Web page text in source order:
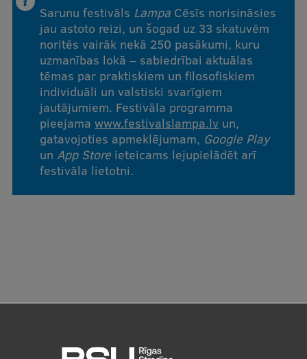
Sarunu festivāls Lampa Cēsīs norisināsies
jau astoto reizi, un šogad uz 33 skatuvēm
noritēs vairāk nekā 250 pasākumi, kuru
uzmanības lokā – sabiedrībai aktuālas
tēmas par praktiskiem un filosofiskiem
individuāli un valstiski svarīgiem
jautājumiem. Festivāla programma
pieejama www.festivalslampa.lvun,
gatavojoties apmeklējumam, Google Play
un App Store ieteicams lejupielādēt arī
festivāla lietotni.